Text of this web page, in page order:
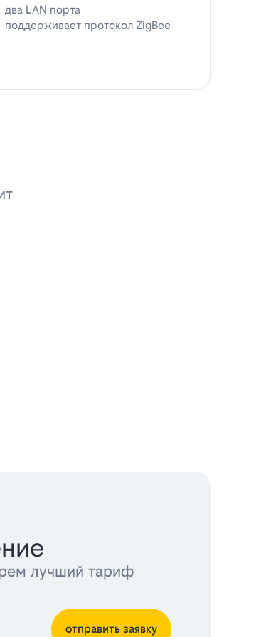
два LAN порта
поддерживает протокол ZigBee
лучший тариф
отправить заявку